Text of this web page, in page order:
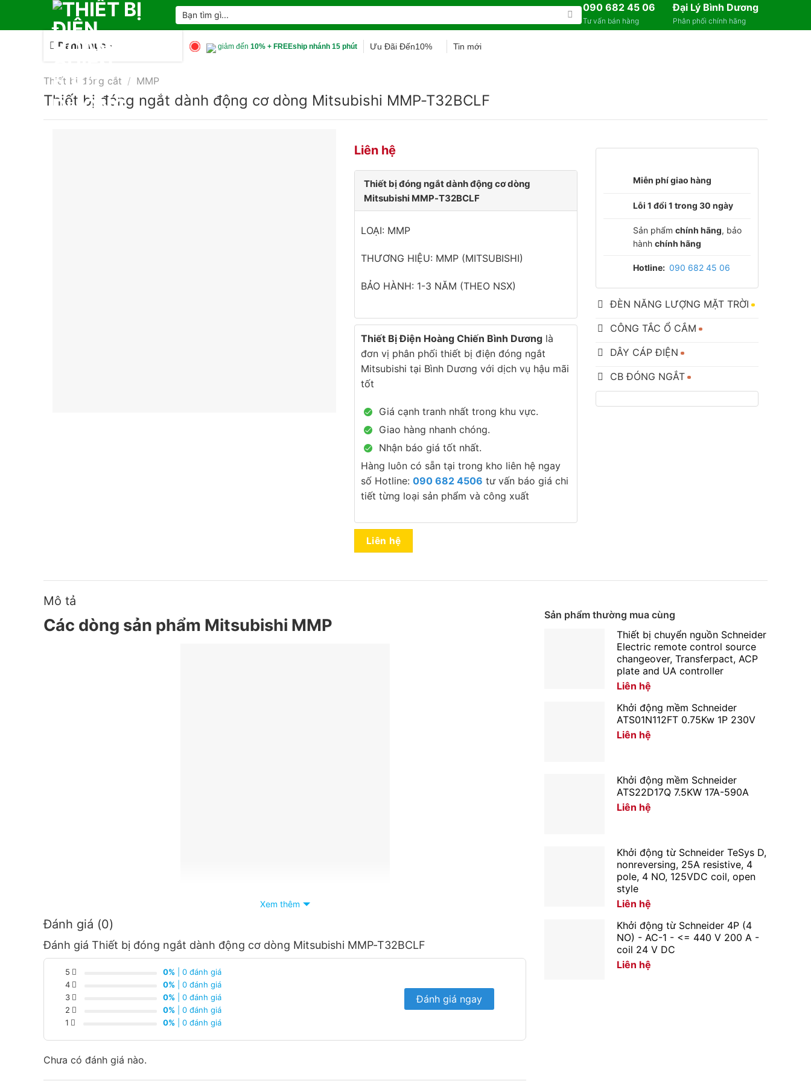
Tìm
kiếm:
090 682 45 06
Tư vấn bán hàng
Đại Lý Bình Dương
Phân phối chính hãng
Danh mục giảm đến 10% + FREEship nhánh 15 phút Ưu Đãi Đến10% Tin mới
Thiết bị đóng cắt / MMP
Thiết bị đóng ngắt dành động cơ dòng Mitsubishi MMP-T32BCLF
Liên hệ
Thiết bị đóng ngắt dành động cơ dòng
Mitsubishi MMP-T32BCLF
LOẠI: MMP
THƯƠNG HIỆU: MMP (MITSUBISHI)
BẢO HÀNH: 1-3 NĂM (THEO NSX)
Thiết Bị Điện Hoàng Chiến Bình Dương là
đơn vị phân phối thiết bị điện đóng ngắt
Mitsubishi tại Bình Dương với dịch vụ hậu mãi
tốt
Giá cạnh tranh nhất trong khu vực.
Giao hàng nhanh chóng.
Nhận báo giá tốt nhất.
Hàng luôn có sẵn tại trong kho liên hệ ngay
số Hotline: 090 682 4506 tư vấn báo giá chi
tiết từng loại sản phẩm và công xuất
Liên hệ
Miễn phí giao hàng
Lỗi 1 đổi 1 trong 30 ngày
Sản phẩm chính hãng, bảo
hành chính hãng
Hotline: 090 682 45 06
ĐÈN NĂNG LƯỢNG MẶT TRỜI
CÔNG TẮC Ổ CẮM
DÂY CÁP ĐIỆN
CB ĐÓNG NGẮT
Mô tả
Các dòng sản phẩm Mitsubishi MMP
ThiếtBị Điện Hoàng Chiến Bình Dương
là đơn vị phân phối thiết bị điện đóng ngắt Mitsubishi
tại Bình Dương với dịch vụ hậu mãi tốt
Giá cạnh tranh nhất trong khu vực.
Xem thêm
Đánh giá (0)
Đánh giá Thiết bị đóng ngắt dành động cơ dòng Mitsubishi MMP-T32BCLF
5 0% | 0 đánh giá
4
0% | 0 đánh giá
3
0% | 0 đánh giá
2
0% | 0 đánh giá
1
0% | 0 đánh giá
Đánh giá ngay
Chưa có đánh giá nào.
Sản phẩm thường mua cùng
Thiết bị chuyển nguồn Schneider
Electric remote control source
changeover, Transferpact, ACP
plate and UA controller
Liên hệ
Khởi động mềm Schneider
ATS01N112FT 0.75Kw 1P 230V
Liên hệ
Khởi động mềm Schneider
ATS22D17Q 7.5KW 17A-590A
Liên hệ
Khởi động từ Schneider TeSys D,
nonreversing, 25A resistive, 4
pole, 4 NO, 125VDC coil, open
style
Liên hệ
Khởi động từ Schneider 4P (4
NO) - AC-1 - <= 440 V 200 A -
coil 24 V DC
Liên hệ